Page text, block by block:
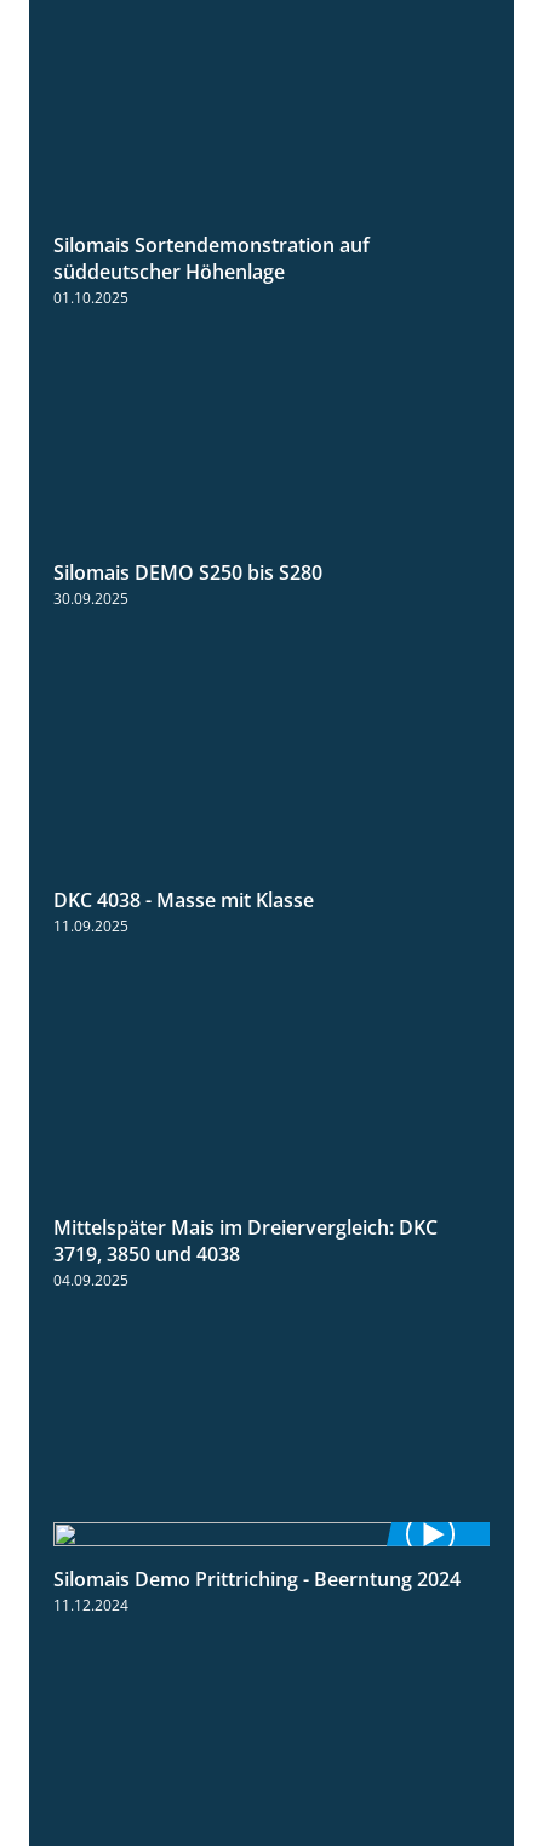
Silomais Sortendemonstration auf
süddeutscher Höhenlage
01.10.2025
Silomais DEMO S250 bis S280
30.09.2025
DKC 4038 - Masse mit Klasse
11.09.2025
1:41
Mittelspäter Mais im Dreiervergleich: DKC
3719, 3850 und 4038
04.09.2025
12:28
Silomais Demo Prittriching - Beerntung 2024
11.12.2024